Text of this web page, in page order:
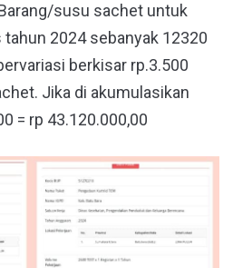
susu sachet untuk
2024 sebanyak 12320
berkisar rp.3.500
Jika di akumulasikan
= rp 43.120.000,00